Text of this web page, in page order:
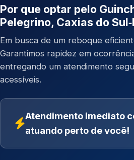
Por que optar pelo
Pelegrino, Caxias do
Em busca de um reboque
Garantimos rapidez em
entregando um atendimento
acessíveis.
Atendimento imediato
atuando perto de você!